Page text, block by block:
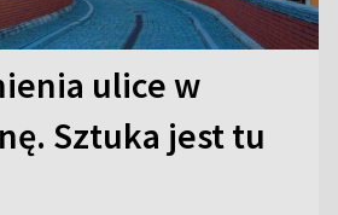
ulice w
Sztuka jest tu